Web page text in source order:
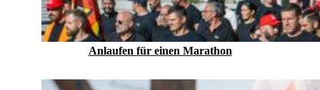
Anlaufen für einen Marathon